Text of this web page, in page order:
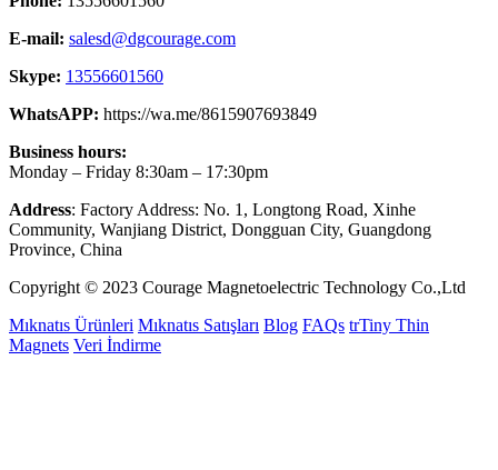
E-mail: salesd@dgcourage.com
Skype: 13556601560
WhatsAPP: https://wa.me/8615907693849
Business hours:
Monday – Friday 8:30am – 17:30pm
Address: Factory Address: No. 1, Longtong Road, Xinhe
Community, Wanjiang District, Dongguan City, Guangdong
Province, China
Copyright © 2023 Courage Magnetoelectric Technology Co.,Ltd
Mıknatıs Ürünleri Mıknatıs Satışları Blog FAQs trTiny Thin
Magnets Veri İndirme